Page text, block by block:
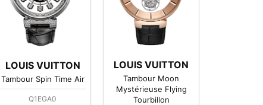
LOUIS VUITTON
Tambour Spin Time Air
Q1EGA0
LOUIS VUITTON
Tambour Moon
Mystérieuse Flying
Tourbillon